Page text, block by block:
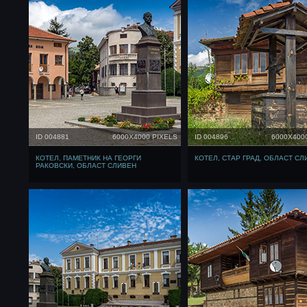
ID 004881 6000X4000 PIXELS
КОТЕЛ, ПАМЕТНИК НА ГЕОРГИ
РАКОВСКИ, ОБЛАСТ СЛИВЕН
ID 004896
КОТЕЛ, СТАР ГРАД, ОБЛАСТ